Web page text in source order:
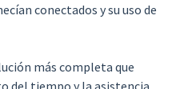
conectados y su uso de
más completa que
del tiempo y la asistencia,